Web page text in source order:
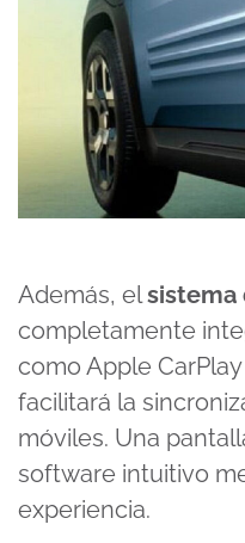
Además, elsistema
completamente
como Apple
facilitará la
móviles. Una
software intuitivo
experiencia.